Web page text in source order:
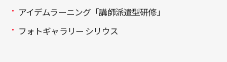
アイデムラーニング「講師派遣型研修」
フォトギャラリー シリウス